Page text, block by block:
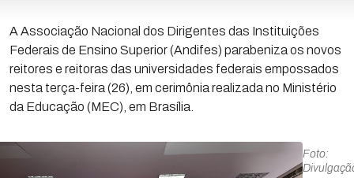
A Associação Nacional dos Dirigentes das Instituições
Federais de Ensino Superior (Andifes) parabeniza os novos
reitores e reitoras das universidades federais empossados
nesta terça-feira (26), em cerimônia realizada no Ministério
da Educação (MEC), em Brasília.
Foto: